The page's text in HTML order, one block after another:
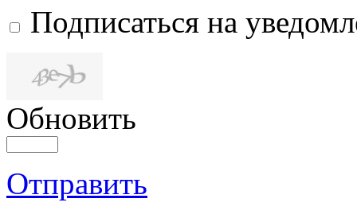
Подписаться на
Обновить
Отправить